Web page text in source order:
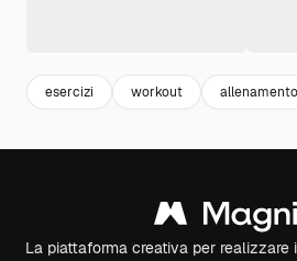
esercizi workout allenamento
La piattaforma creativa per realizzare